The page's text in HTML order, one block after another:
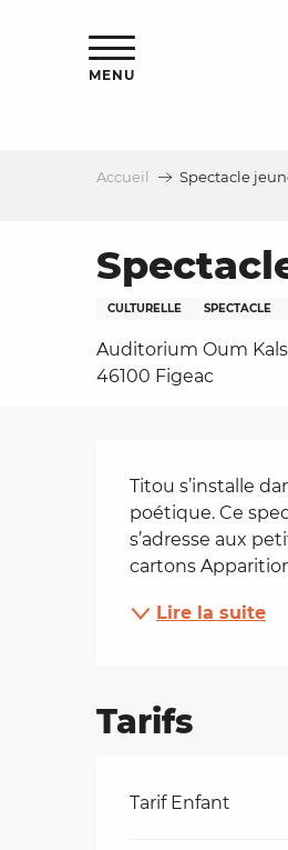
MENU
Accueil Spectacle
CULTURELLE SPECTACLE
Auditorium Oum
46100 Figeac
Titou s’installe
poétique. Ce
s’adresse aux
cartons
Lire la suite
Tarifs
Tarifs 2026
Tarif Enfant